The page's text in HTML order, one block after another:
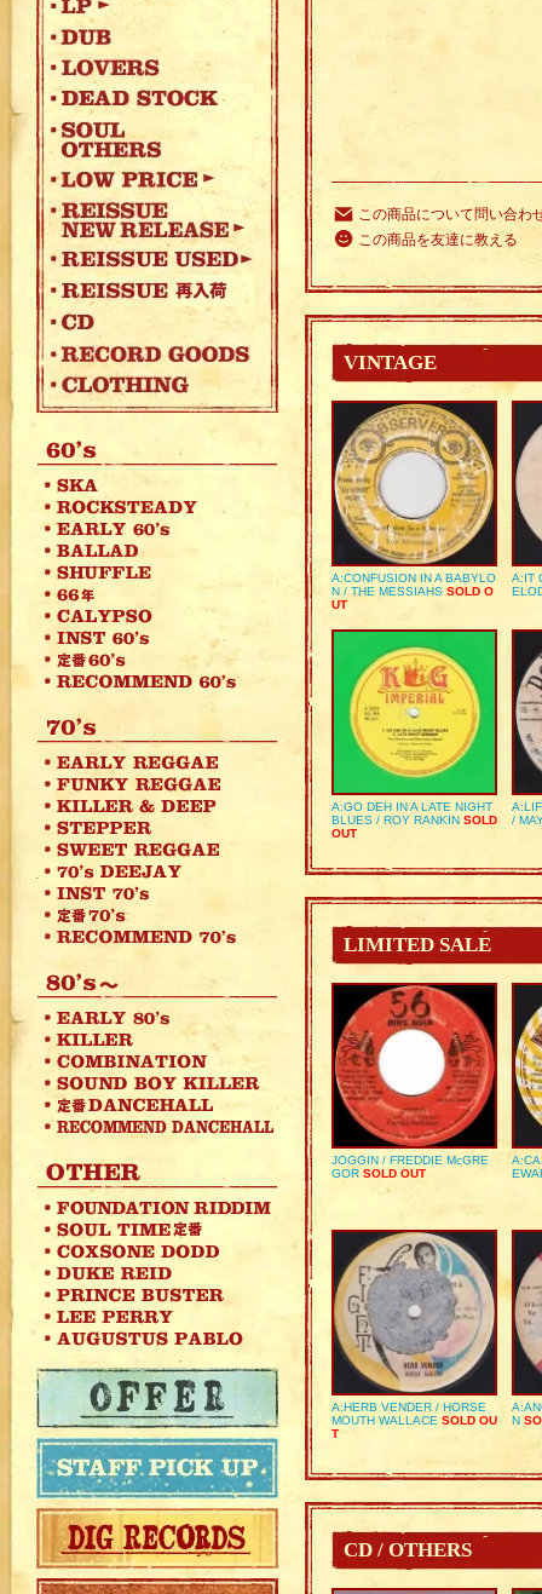
この商品について問い合わ
この商品を友達に教える
VINTAGE
A:CONFUSION IN A BABYLO
N / THE MESSIAHS SOLD O
UT
A:IT
A:GO DEH IN A LATE NIGHT
BLUES / ROY RANKIN SOLD
OUT
/
LIMITED SALE
JOGGIN / FREDDIE McGRE
GOR SOLD OUT
A:HERB VENDER / HORSE
MOUTH WALLACE SOLD OU
T
N
CD / OTHERS